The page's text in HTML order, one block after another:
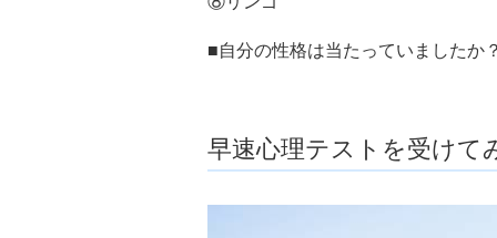
■自分の性格は当たっていましたか
早速心理テストを受けて